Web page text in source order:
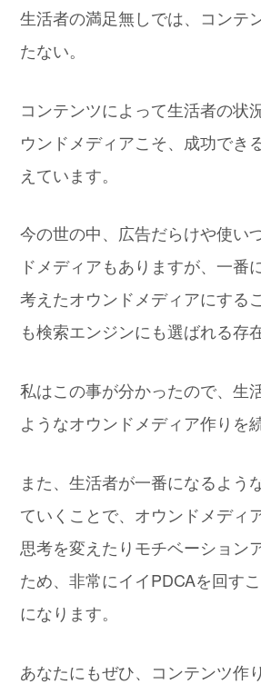
生活者の満足無しでは、コンテ
たない。
コンテンツによって生活者の状
ウンドメディアこそ、成功でき
えています。
今の世の中、広告だらけや使い
ドメディアもありますが、一番
考えたオウンドメディアにする
も検索エンジンにも選ばれる存
私はこの事が分かったので、生
ようなオウンドメディア作りを
また、生活者が一番になるよう
ていくことで、オウンドメディ
思考を変えたりモチベーション
ため、非常にイイPDCAを回す
になります。
あなたにもぜひ、コンテンツ作